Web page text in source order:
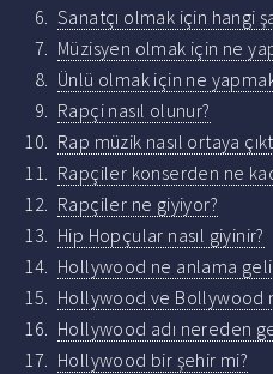
Sanatçı olmak için hangi
Müzisyen olmak için ne
Ünlü olmak için ne
Rapçi nasıl olunur?
Rap müzik nasıl ortaya
Rapçiler konserden ne
Rapçiler ne giyiyor?
Hip Hopçular nasıl giyinir?
Hollywood ne anlama
Hollywood ve Bollywood
Hollywood adı nereden
Hollywood bir şehir mi?